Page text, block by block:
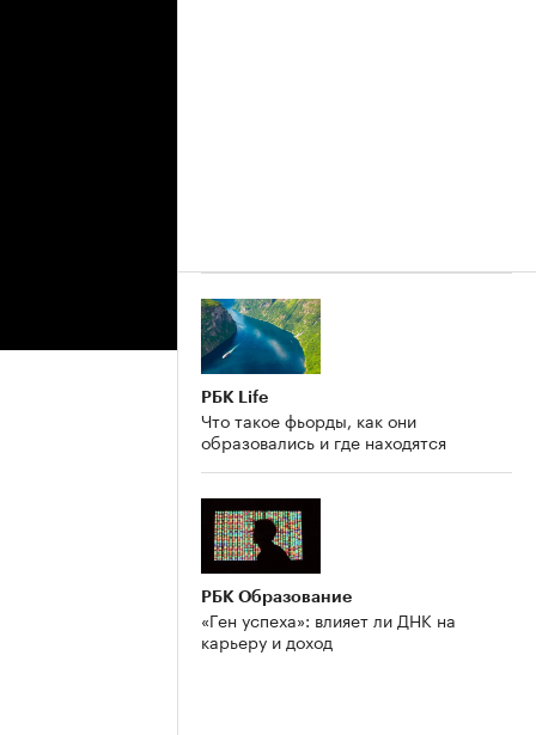
РБК Life
Что такое фьорды, как они
образовались и где находятся
РБК Образование
«Ген успеха»: влияет ли ДНК на
карьеру и доход